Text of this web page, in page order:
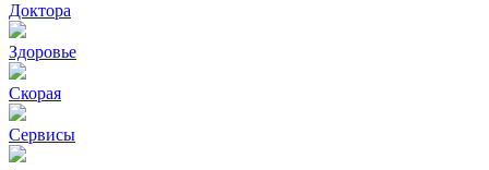
Доктора
Здоровье
Скорая
Сервисы